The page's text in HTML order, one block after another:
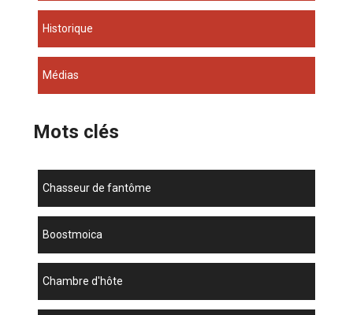
Historique
Médias
Mots clés
chasseur de fantôme
boostmoica
chambre d'hôte